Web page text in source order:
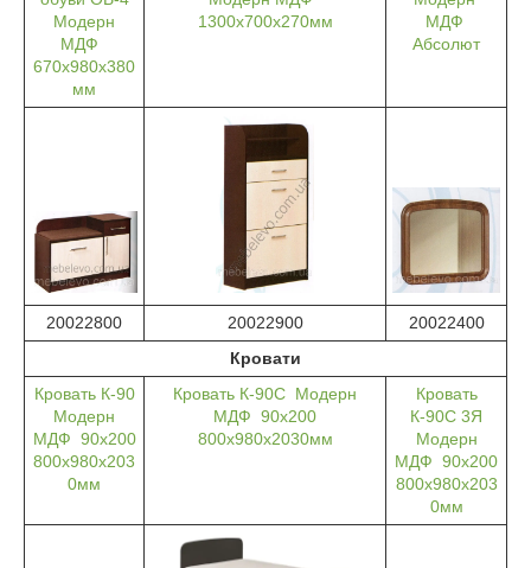
Модерн
МДФ
670х980х380
мм
1300х700х270мм
МДФ
Абсолют
20022800 20022900
20022400
Кровати
Кровать К-90
Модерн
МДФ 90х200
800х980х203
0мм
Кровать К-90С Модерн
МДФ 90х200
800х980х2030мм
Кровать
К-90С 3Я
Модерн
МДФ 90х200
800х980х203
0мм